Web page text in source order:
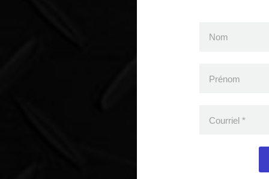
Nom
Prénom
Courriel *